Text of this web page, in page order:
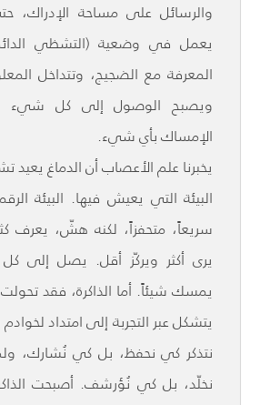
والرسائل على مساحة الإدراك،
يعمل في وضعية (التشظي
المعرفة مع الضجيج، وتتداخل
ويصبح الوصول إلى كل شيء
الإمساك بأي شيء.
يخبرنا علم الأعصاب أن الدماغ يعيد
البيئة التي يعيش فيها. البيئة
سريعاً، متحفزاً، لكنه هشّ، يعرف
يرى أكثر ويركّز أقل. يصل إلى كل
يمسك شيئاً. أما الذاكرة، فقد
يتشكل عبر التجربة إلى امتداد لخوادم
نتذكر كي نحفظ، بل كي نُشارك،
نخلّد، بل كي نُؤرشف. أصبحت